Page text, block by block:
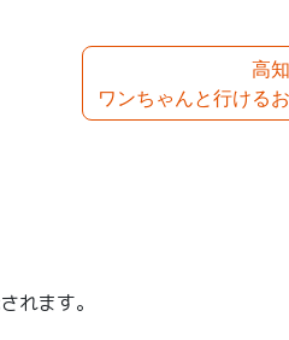
高
ワンちゃんと行ける
れます。